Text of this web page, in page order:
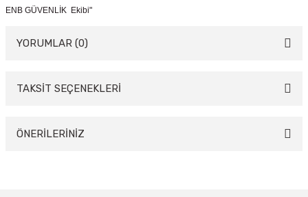
ENB GÜVENLİK Ekibi"
YORUMLAR (0)
Bu ürüne ilk yorumu siz yapın!
TAKSİT SEÇENEKLERİ
ÖNERİLERİNİZ